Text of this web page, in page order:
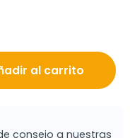
al carrito
consejo a nuestras